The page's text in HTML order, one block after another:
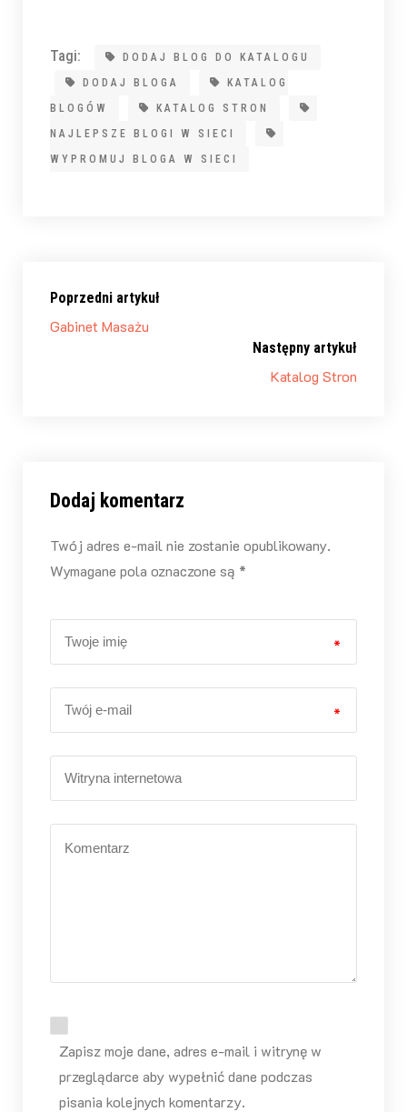
Tagi:
DODAJ BLOG DO KATALOGU
DODAJ BLOGA
KATALOG
BLOGÓW
KATALOG STRON
NAJLEPSZE BLOGI W SIECI
WYPROMUJ BLOGA W SIECI
Poprzedni artykuł
Gabinet Masażu
Następny artykuł
Katalog Stron
Dodaj komentarz
Twój adres e-mail nie zostanie opublikowany.
Wymagane pola oznaczone są *
*
*
Zapisz moje dane, adres e-mail i witrynę w
przeglądarce aby wypełnić dane podczas
pisania kolejnych komentarzy.